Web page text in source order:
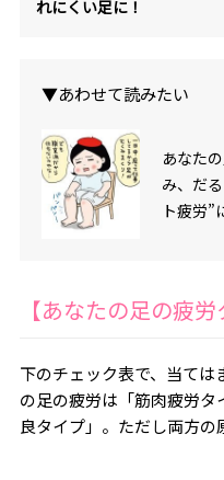
れにくい足に！
▼あわせて読みたい
あなた
み、だ
ト疲労”
【あなたの足の疲労
下のチェック表で、当て
の足の疲労は「筋肉疲労
良タイプ」。ただし両方の